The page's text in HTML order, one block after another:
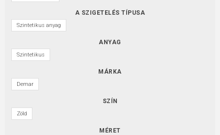
A SZIGETELÉS TÍPUSA
Szintetikus anyag
ANYAG
Szintetikus
MÁRKA
Demar
SZÍN
Zöld
MÉRET